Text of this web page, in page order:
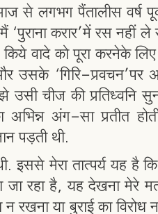
से लगभग पैंतालीस वर्ष
करार’में रस नहीं ले
वादे को पूरा करनेके
उसके ‘गिरि-
उसी चीज की
अंग-सा प्रतीत
पड़ती थी.
इससे मेरा तात्पर्य यह है
जा रहा है, यह देखना मेरे
न रखना या बुराई का